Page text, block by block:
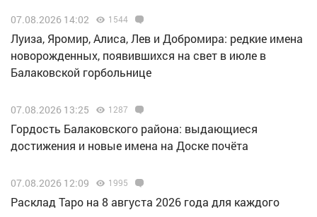
07.08.2026 14:02 1544
Луиза, Яромир, Алиса, Лев и Добромира: редкие имена
новорожденных, появившихся на свет в июле в
Балаковской горбольнице
07.08.2026 13:25 1287
Гордость Балаковского района: выдающиеся
достижения и новые имена на Доске почёта
07.08.2026 12:09 1995
Расклад Таро на 8 августа 2026 года для каждого